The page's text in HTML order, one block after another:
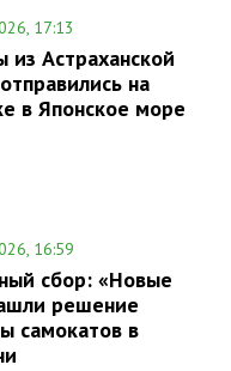
17:13
из Астраханской
на
в Японское море
16:59
сбор: «Новые
решение
самокатов в